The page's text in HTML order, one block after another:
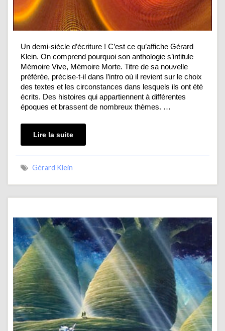
Un demi-siècle d’écriture ! C’est ce qu’affiche Gérard
Klein. On comprend pourquoi son anthologie s’intitule
Mémoire Vive, Mémoire Morte. Titre de sa nouvelle
préférée, précise-t-il dans l’intro où il revient sur le choix
des textes et les circonstances dans lesquels ils ont été
écrits. Des histoires qui appartiennent à différentes
époques et brassent de nombreux thèmes. …
Lire la suite
Gérard Klein